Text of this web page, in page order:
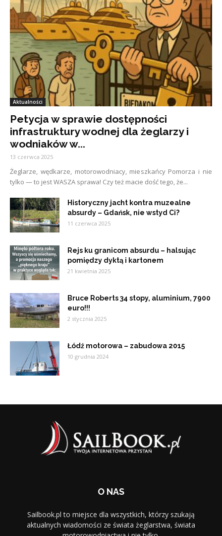
Aktualności
Petycja w sprawie dostępności
infrastruktury wodnej dla żeglarzy i
wodniaków w...
13 czerwca 2025
Żeglarze, wędkarze, motorowodniacy, mieszkańcy Pomorza i nie
tylko — to jest WASZA sprawa! Czy też macie dość tego, że...
Historyczny jacht kontra muzealne
absurdy – Gdańsk, nie wstyd Ci?
11 czerwca 2025
Rejs ku granicom absurdu – halsując
pomiędzy dyktą i kartonem
21 kwietnia 2025
Bruce Roberts 34 stopy, aluminium, 7900
euro!!!
2 stycznia 2025
Łódź motorowa – zabudowa 2015
10 grudnia 2024
O NAS
Sailbook.pl to miejsce dla wszystkich, którzy szukają
aktualnych wiadomości ze świata żeglarstwa, świata